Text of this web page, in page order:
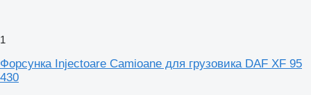
1
Форсунка Injectoare Camioane для грузовика DAF XF 95
430